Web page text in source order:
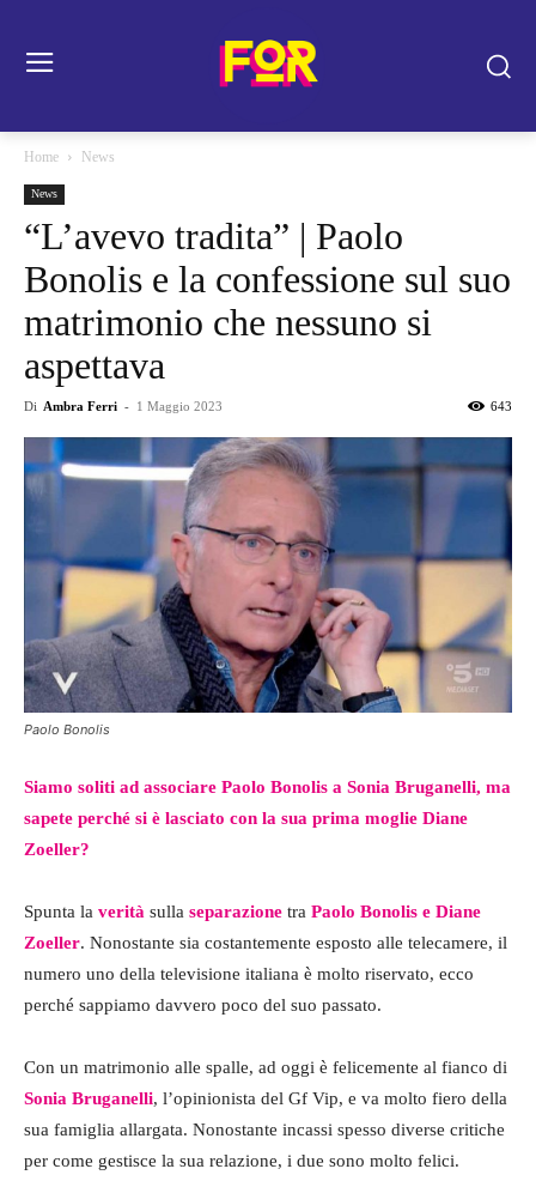
Home News
News
“L’avevo tradita” | Paolo
Bonolis e la confessione sul suo
matrimonio che nessuno si
aspettava
Di Ambra Ferri - 1 Maggio 2023 643
Paolo Bonolis
Siamo soliti ad associare Paolo Bonolis a Sonia Bruganelli, ma
sapete perché si è lasciato con la sua prima moglie Diane
Zoeller?
Spunta la verità sulla separazione tra Paolo Bonolis e Diane
Zoeller. Nonostante sia costantemente esposto alle telecamere, il
numero uno della televisione italiana è molto riservato, ecco
perché sappiamo davvero poco del suo passato.
Con un matrimonio alle spalle, ad oggi è felicemente al fianco di
Sonia Bruganelli, l’opinionista del Gf Vip, e va molto fiero della
sua famiglia allargata. Nonostante incassi spesso diverse critiche
per come gestisce la sua relazione, i due sono molto felici.